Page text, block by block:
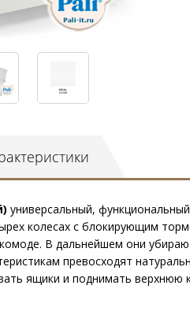
универсальный,
колесах с блокирующим
В дальнейшем они
превосходят
ящики и поднимать